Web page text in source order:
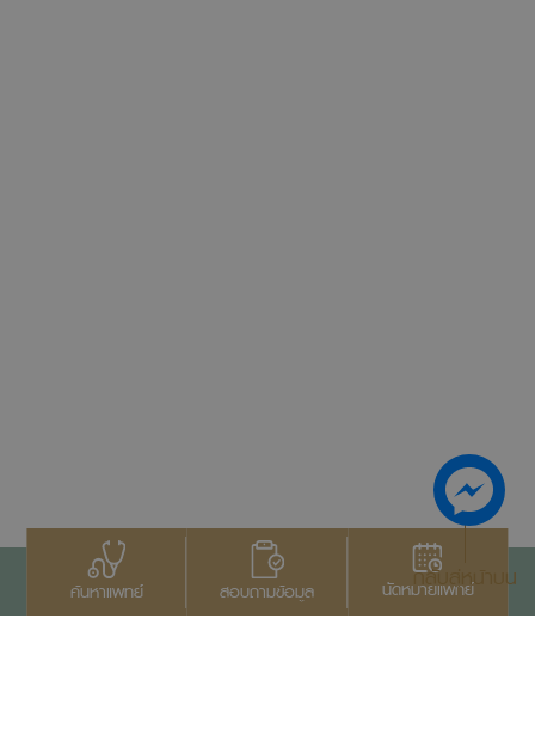
ค้นหาแพทย์ สอบถามข้อมูล นัดหมายแพทย์
กลับสู่หน้าบน